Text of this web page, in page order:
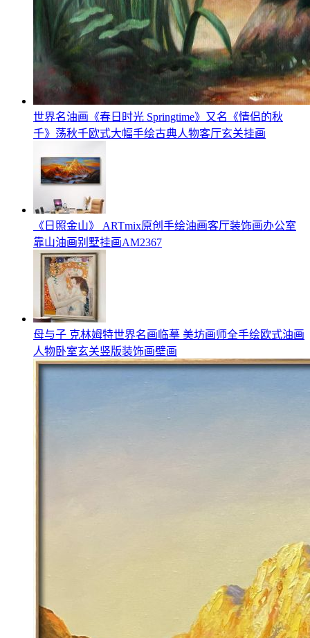
世界名油画《春日时光 Springtime》又名《情侣的秋
千》荡秋千欧式大幅手绘古典人物客厅玄关挂画
《日照金山》 ARTmix原创手绘油画客厅装饰画办公室
靠山油画别墅挂画AM2367
母与子 克林姆特世界名画临摹 美坊画师全手绘欧式油画
人物卧室玄关竖版装饰画壁画